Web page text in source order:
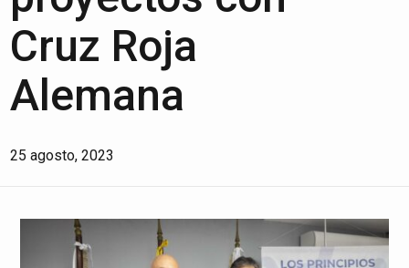
Cruz Roja
Alemana
25 agosto, 2023